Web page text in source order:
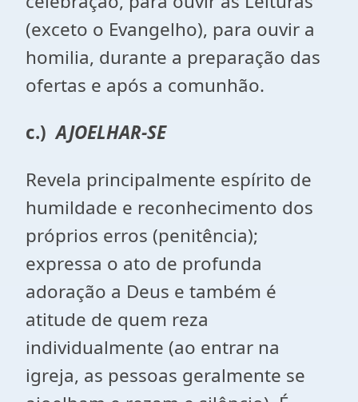
(exceto o Evangelho), para ouvir a
homilia, durante a preparação das
ofertas e após a comunhão.
c.)AJOELHAR-SE
Revela principalmente espírito de
humildade e reconhecimento dos
próprios erros (penitência);
expressa o ato de profunda
adoração a Deus e também é
atitude de quem reza
individualmente (ao entrar na
igreja, as pessoas geralmente se